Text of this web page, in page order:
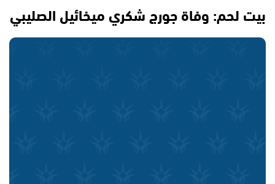
بيت لحم: وفاة جورج شكري ميخائيل الصليبي